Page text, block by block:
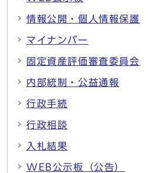
情報公開・個人情報保護
マイナンバー
固定資産評価審査委員会
内部統制・公益通報
行政手続
行政相談
入札結果
WEB公示板（公告）